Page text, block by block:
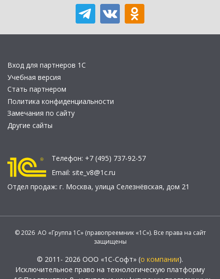
Вход для партнеров 1С
Учебная версия
Стать партнером
Политика конфиденциальности
Замечания по сайту
Другие сайты
Телефон: +7 (495) 737-92-57
Email: site_v8@1c.ru
Отдел продаж: г. Москва, улица Селезнёвская, дом 21
© 2026 АО «Группа 1С» (правопреемник «1С»). Все права на сайт
защищены
© 2011- 2026 ООО «1С-Софт» (о компании).
Исключительное право на технологическую платформу